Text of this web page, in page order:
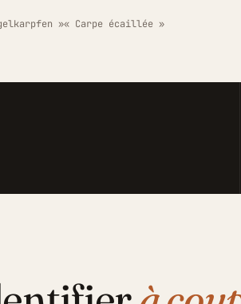
»« Carpe écaillée »